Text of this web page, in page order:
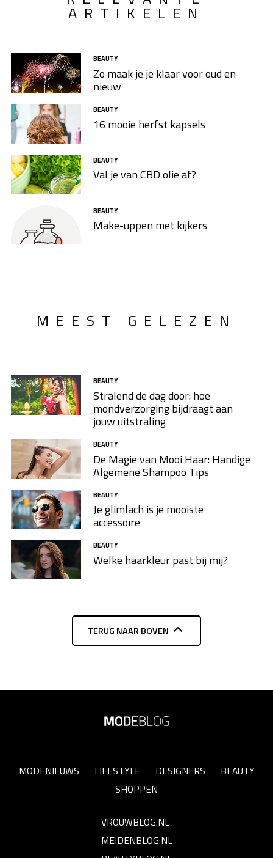
ARTIKELEN
BEAUTY
Zo maak je je klaar voor oud en
nieuw
BEAUTY
16 mooie herfst kapsels
BEAUTY
Val je van CBD olie af?
BEAUTY
Make-uppen met kijkers
MEEST GELEZEN
BEAUTY
Stralend de dag door: hoe
mondverzorging bijdraagt aan
jouw uitstraling
BEAUTY
De Magie van Mooi Haar: Handige
Algemene Shampoo Tips
BEAUTY
Je glimlach is je mooiste
accessoire
BEAUTY
Welke haarkleur past bij mij?
TERUG NAAR BOVEN
MODENIEUWS LIFESTYLE DESIGNERS
BEAUTY
SHOPPEN
VROUWBLOG.NL
MEIDENBLOG.NL